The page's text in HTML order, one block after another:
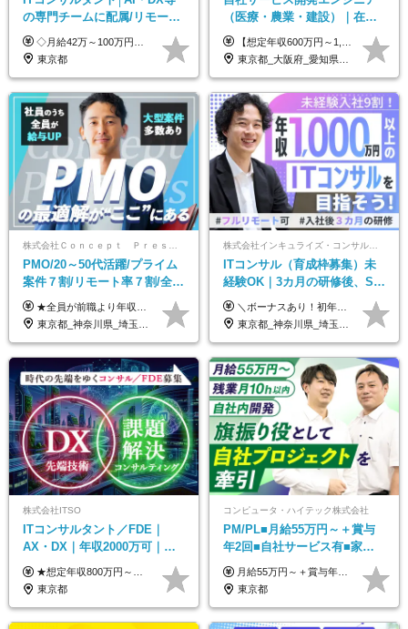
の専門チームに配属/リモート
×フレックス/Big4と同水準の
給与・待遇
◇月給42万～100万円＋賞与年2回 └年収900～1600万円可能 ★☆年収例☆★ ◎37歳・元開発エンジニア └年収900万（2年後に年収150万UP実績） ◎40歳・元SierのPM └年収1400万（2年後に年収300万UP実績） ◎43歳・元コンサルタント └年収1600万（2年後に年収200万UP実績） ※経験・スキルを考慮し決定します ※試用期間3～6カ月あり（その間の待遇に差異はありません） 【固定残業代について】 なし（残業代は、実際の労働時間に応じて別途全額支給）
東京都
（医療・農業・建設）｜在宅
あり｜残業月平均13.3h｜年収
1000万可｜賞与年2回
【想定年収600万円～1,300万円】 ★賞与年2回＋勤務地手当＋残業手当（年平均残業時間にて算出）を含む ※基本給＋勤務地手当＋役職手当 ※勤務地手当：結婚の有無に関係なく、物価などの違いを考慮して全社員に支給されます 月給40万円～89万円 ＜各種手当＞ ■勤務地手当（東京2万円／月、大阪1万円／月、名古屋5000円／月） ■通勤手当（月額5万円まで） ■扶養手当（6,000円／扶養親族一人） ■役職手当（8,000円～15万円） ※残業代は1分単位で全額支給します ※経験やスキルを考慮し、当社規定により給与を決定します ※執行役員は年俸制となる場合があります
東京都_大阪府_愛知県_福岡県
PMO/20～50代活躍/プライム
案件７割/リモート率７割/全員
前職より年収UP/有給取得率
100%
★全員が前職より年収UPを実現！ ★前職給与より120％アップ実績あり ★前職給与を最大限に考慮 ★入社4年目で年収800万円の社員も在籍！ 年俸420万円～960万円（1/12を毎月支給）＋インセンティブ＋各種手当 ※経験・スキルを考慮の上、決定します ※試用期間6ヶ月あり（期間中の給与、待遇に差異はありません） ※上記金額には固定残業代(月20時間／月5.6万円)を含みます ※超過分は別途全額支給します
東京都_神奈川県_埼玉県_千葉県
ITコンサル（育成枠募集）未
経験OK｜3カ月の研修後、SE
からコンサルへステップアッ
プ｜リモート8割以上
＼ボーナスあり！初年度から年収300万円以上／ ■月給24万2,200円～35万円＋賞与＋各種手当 ※経験・年齢・能力等を考慮し決定いたします。 ※試用期間中（3カ月）は契約社員で、月給21万円＋諸手当になります。 （試用期間中は残業が発生しません。その他の待遇に変更はありません。） ＼自分の市場価値が上がる／ 定量評価×定性評価の明確な基準での評価制度を設けており、自分の目標達成度合いや仕事に対しての姿勢が給与にも反映されるようになっています。そのため、平均昇給額は40万円以上！100万円以上昇給する人もいます！ 【固定残業代について】 固定残業30時間分（46,000円～69,375円）を含む ※超過分は別途全額支給
東京都_神奈川県_埼玉県_千葉県_大阪府_愛知県_北海道_青森県_岩手県_宮城県_秋田県_山形県_福島県_茨城県_栃木県_群馬県_新潟県_山梨県_長野県_富山県_石川県_福井県_静岡県_岐阜県_三重県_兵庫県_京都府_滋賀県_奈良県_和歌山県_広島県_岡山県_鳥取県_島根県_山口県_徳島県_香川県_愛媛県_高知県_福岡県_熊本県_佐賀県_長崎県_大分県_宮崎県_鹿児島県_沖縄県
株式会社ITSO
ITコンサルタント／FDE｜
AX・DX｜年収2000万可｜取
引先の9割が大手企業｜残業月
10h｜リモート案件有
★想定年収800万円～最大2000万円可 ★前職給与を考慮 ★ストックオプション付与あり（IPO間近） ★昇給制度あり ┗入社6カ月後に3％以上の昇給があります。その後、業績に合わせて適宜、昇給します。 月給66万円～166.6万円 ※経験、スキルにあわせて相談のうえ決定します。 ※残業手当は残業時間に応じて別途全額支給 ※試用期間6ヶ月（期間中、給与・待遇に差異はありません）
東京都
コンピュータ・ハイテック株式会社
PM/PL■月給55万円～＋賞与
年2回■自社サービス有■家族
手当有■残業月10h
月給55万円～＋賞与年2回＋決算賞与＋残業代全額支給＋各手当 ※月給の金額は経験やスキルを考慮して、決定します ※残業代は別途全額支給します ※試用期間6ヶ月（期間中の給与・待遇に差異はありません） ★7期連続決算賞与支給中！
東京都